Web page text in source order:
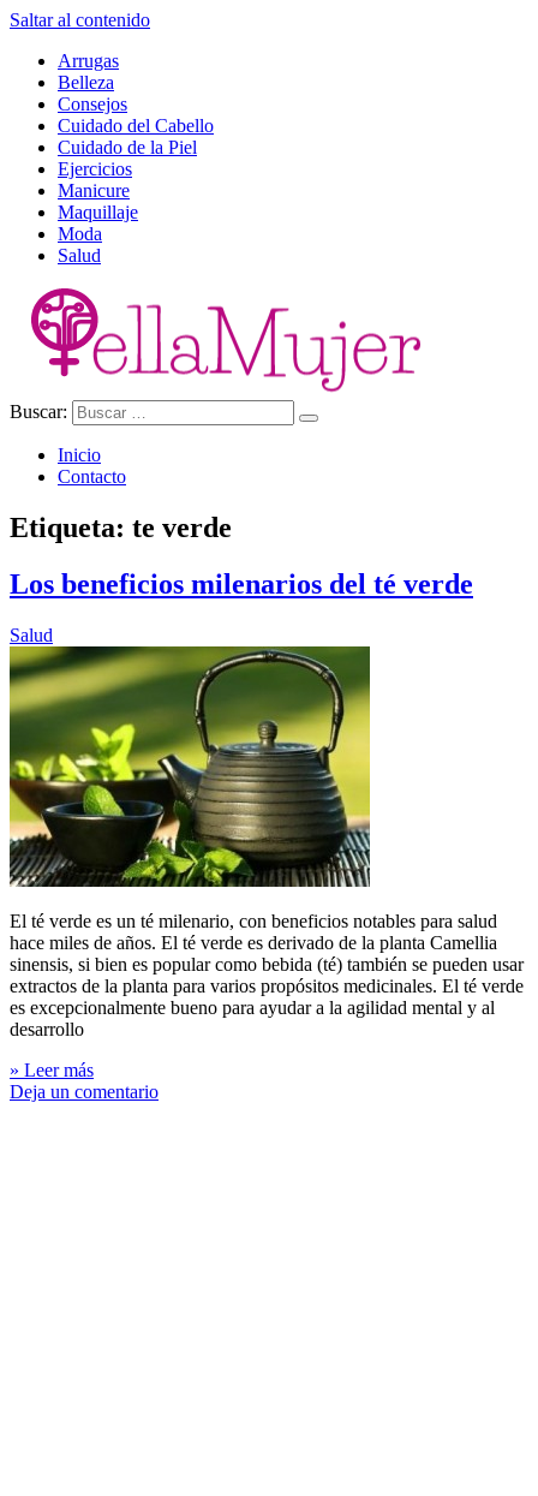
Saltar al contenido
Arrugas
Belleza
Consejos
Cuidado del Cabello
Cuidado de la Piel
Ejercicios
Manicure
Maquillaje
Moda
Salud
Ella Mujer
Buscar:
Inicio
Contacto
Etiqueta: te verde
Los beneficios milenarios del té verde
Salud
El té verde es un té milenario, con beneficios notables para salud
hace miles de años. El té verde es derivado de la planta Camellia
sinensis, si bien es popular como bebida (té) también se pueden usar
extractos de la planta para varios propósitos medicinales. El té verde
es excepcionalmente bueno para ayudar a la agilidad mental y al
desarrollo
» Leer más
Deja un comentario